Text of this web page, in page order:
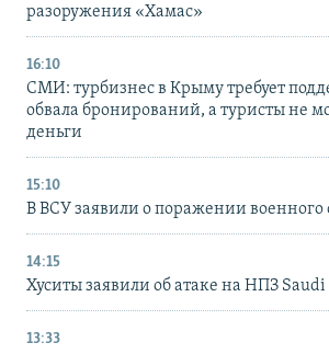
разоружения «Хамас»
16:10
СМИ: турбизнес в Крыму требует
обвала бронирований, а туристы не
деньги
15:10
В ВСУ заявили о поражении военного
14:15
Хуситы заявили об атаке на НПЗ Saudi
13:33